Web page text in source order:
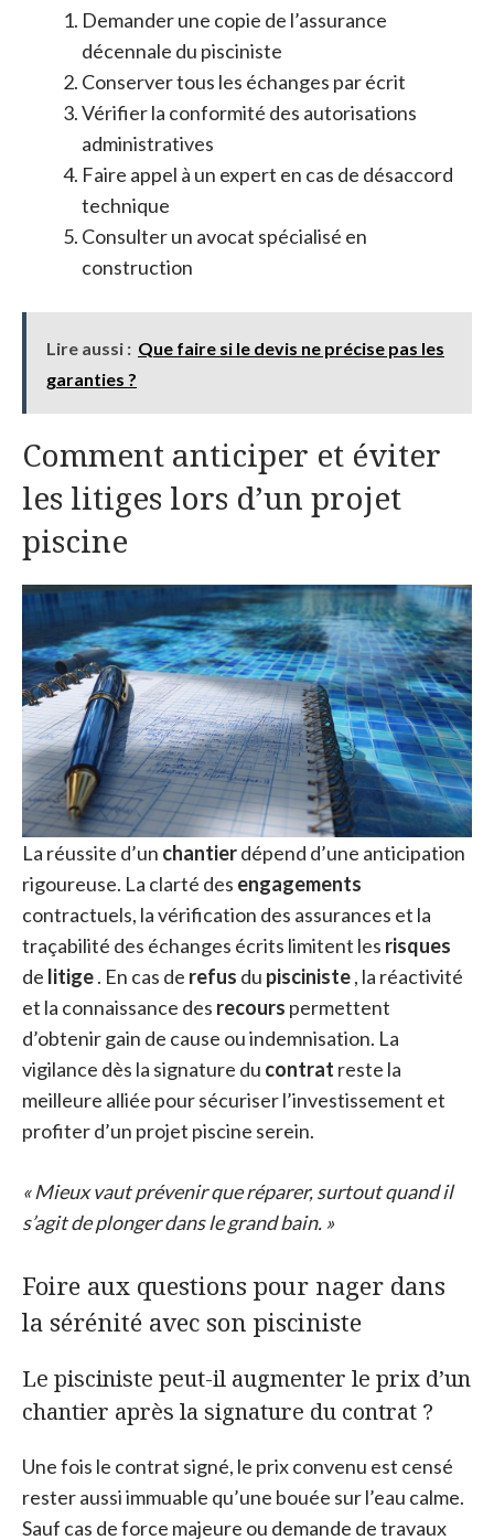
Demander une copie de l’assurance
décennale du pisciniste
Conserver tous les échanges par écrit
Vérifier la conformité des autorisations
administratives
Faire appel à un expert en cas de désaccord
technique
Consulter un avocat spécialisé en
construction
Lire aussi : Que faire si le devis ne précise pas les
garanties ?
Comment anticiper et éviter
les litiges lors d’un projet
piscine
La réussite d’un chantierdépend d’une anticipation
rigoureuse. La clarté des engagements
contractuels, la vérification des assurances et la
traçabilité des échanges écrits limitent les risques
de litige. En cas de refus du pisciniste, la réactivité
et la connaissance des recours permettent
d’obtenir gain de cause ou indemnisation. La
vigilance dès la signature du contrat reste la
meilleure alliée pour sécuriser l’investissement et
profiter d’un projet piscine serein.
« Mieux vaut prévenir que réparer, surtout quand il
s’agit de plonger dans le grand bain. »
Foire aux questions pour nager dans
la sérénité avec son pisciniste
Le pisciniste peut-il augmenter le prix d’un
chantier après la signature du contrat ?
Une fois le contrat signé, le prix convenu est censé
rester aussi immuable qu’une bouée sur l’eau calme.
Sauf cas de force majeure ou demande de travaux